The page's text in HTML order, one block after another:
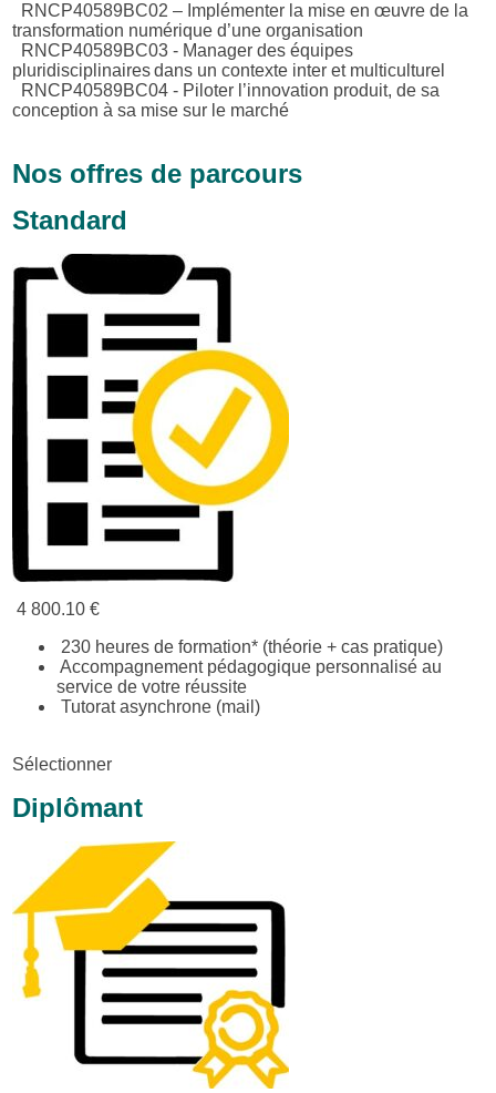
RNCP40589BC02 – Implémenter la mise en œuvre de la
transformation numérique d’une organisation
RNCP40589BC03 - Manager des équipes
pluridisciplinaires dans un contexte inter et multiculturel
RNCP40589BC04 - Piloter l’innovation produit, de sa
conception à sa mise sur le marché
Nos offres de parcours
Standard
4 800.10 €
230 heures de formation* (théorie + cas pratique)
Accompagnement pédagogique personnalisé au
service de votre réussite
Tutorat asynchrone (mail)
Sélectionner
Diplômant